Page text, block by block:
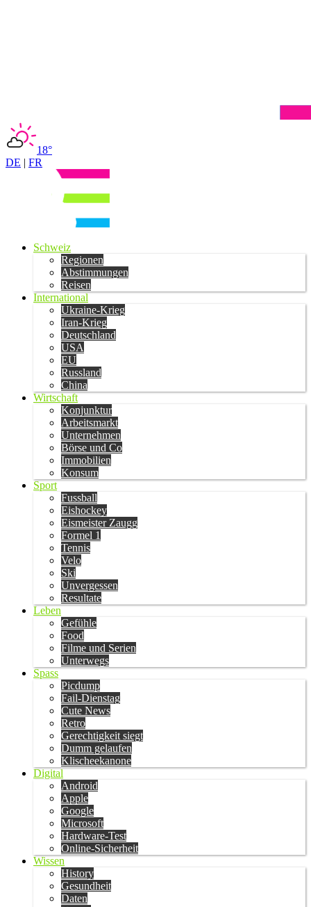
18°
DE | FR
Schweiz
Regionen
Abstimmungen
Reisen
International
Ukraine-Krieg
Iran-Krieg
Deutschland
USA
EU
Russland
China
Wirtschaft
Konjunktur
Arbeitsmarkt
Unternehmen
Börse und Co
Immobilien
Konsum
Sport
Fussball
Eishockey
Eismeister Zaugg
Formel 1
Tennis
Velo
Ski
Unvergessen
Resultate
Leben
Gefühle
Food
Filme und Serien
Unterwegs
Spass
Picdump
Fail-Dienstag
Cute News
Retro
Gerechtigkeit siegt
Dumm gelaufen
Klischeekanone
Digital
Android
Apple
Google
Microsoft
Hardware-Test
Online-Sicherheit
Wissen
History
Gesundheit
Daten